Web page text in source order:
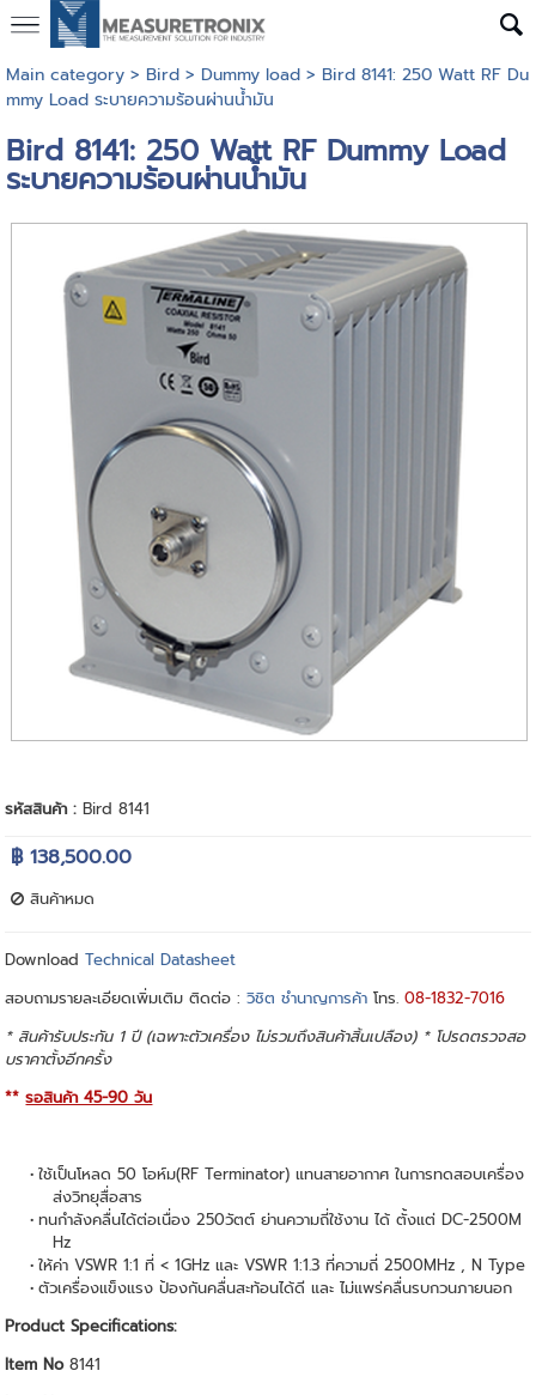
Main category> Bird> Dummy load> Bird 8141: 250 Watt RF Du
mmy Load ระบายความร้อนผ่านน้ำมัน
Bird 8141: 250 Watt RF Dummy Load
ระบายความร้อนผ่านน้ำมัน
รหัสสินค้า :Bird 8141
฿ 138,500.00
สินค้าหมด
DownloadTechnical Datasheet
สอบถามรายละเอียดเพิ่มเติม ติดต่อ :วิชิต ชำนาญการค้า โทร.08-1832-7016
* สินค้ารับประกัน 1 ปี (เฉพาะตัวเครื่อง ไม่รวมถึงสินค้าสิ้นเปลือง) * โปรดตรวจสอ
บราคาตั้งอีกครั้ง
**รอสินค้า 45-90 วัน
ใช้เป็นโหลด 50 โอห์ม(RF Terminator) แทนสายอากาศ ในการทดสอบเครื่อง
ส่งวิทยุสื่อสาร
ทนกำลังคลื่นได้ต่อเนื่อง 250วัตต์ ย่านความถี่ใช้งาน ได้ ตั้งแต่ DC-2500M
Hz
ให้ค่า VSWR 1:1 ที่ < 1GHz และ VSWR 1:1.3 ที่ความถี่ 2500MHz , N Type
ตัวเครื่องแข็งแรง ป้องกันคลื่นสะท้อนได้ดี และ ไม่แพร่คลื่นรบกวนภายนอก
Product Specifications:
Item No8141